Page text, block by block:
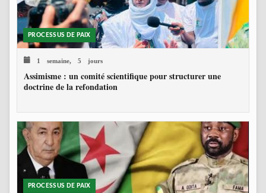
PROCESSUS DE PAIX
1 semaine, 5 jours
Assimisme : un comité scientifique pour structurer une
doctrine de la refondation
PROCESSUS DE PAIX